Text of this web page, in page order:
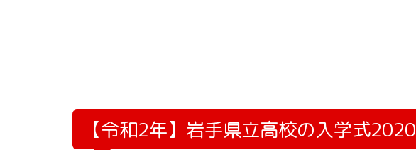
【令和2年】岩手県立高校の入学式2020